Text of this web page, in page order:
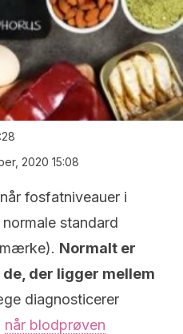
2020 15:08
fosfatniveauer i
standard
Normalt er
der ligger mellem
diagnosticerer
når blodprøven